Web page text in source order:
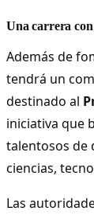
Una carrera
Además de
tendrá un
destinado al
iniciativa que
talentosos de
ciencias,
Las